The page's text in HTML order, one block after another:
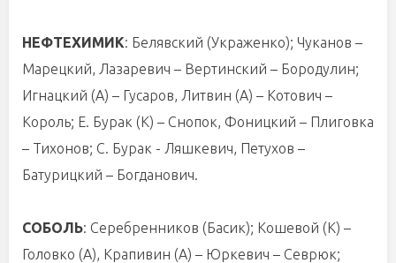
НЕФТЕХИМИК: Белявский (Украженко); Чуканов –
Марецкий, Лазаревич – Вертинский – Бородулин;
Игнацкий (А) – Гусаров, Литвин (А) – Котович –
Король; Е. Бурак (К) – Снопок, Фоницкий – Плиговка
– Тихонов; С. Бурак - Ляшкевич, Петухов –
Батурицкий – Богданович.
СОБОЛЬ: Серебренников (Басик); Кошевой (К) –
Головко (А), Крапивин (А) – Юркевич – Севрюк;